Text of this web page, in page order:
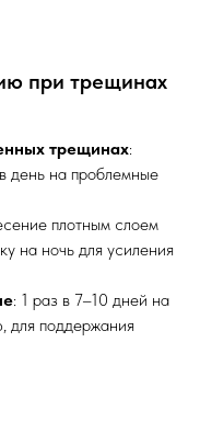
при трещинах
трещинах:
день на проблемные
плотным слоем
на ночь для усиления
: 1 раз в 7–10 дней на
для поддержания